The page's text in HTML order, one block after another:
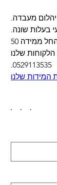
מעבדה.
בעלות שונה.
ממידה 50
שלנו
0529113535.
המידות שלנו